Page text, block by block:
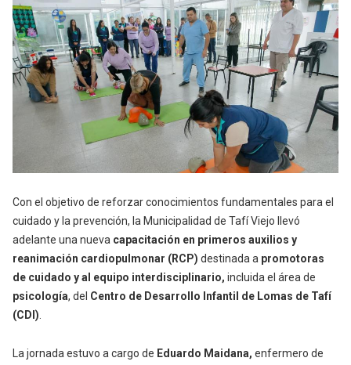
Con el objetivo de reforzar conocimientos fundamentales para el
cuidado y la prevención, la Municipalidad de Tafí Viejo llevó
adelante una nueva capacitación en primeros auxilios y
reanimación cardiopulmonar (RCP) destinada a promotoras
de cuidado y al equipo interdisciplinario, incluida el área de
psicología, del Centro de Desarrollo Infantil de Lomas de Tafí
(CDI).
La jornada estuvo a cargo de Eduardo Maidana, enfermero de